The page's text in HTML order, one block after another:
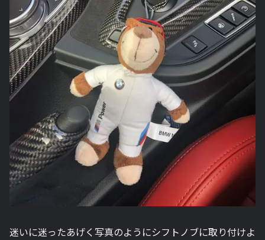
迷いに迷ったあげく写真のようにシフトノブに取り付けよ